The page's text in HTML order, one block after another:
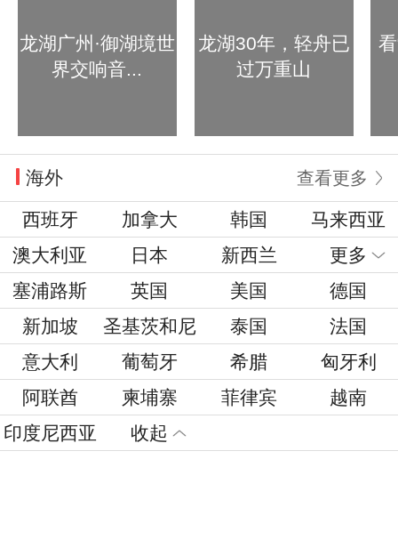
龙湖广州·御湖境世
界交响音...
龙湖30年，轻舟已
过万重山
海外 查看更多
西班牙 加拿大 韩国
马来西亚
澳大利亚
日本 新西兰
更多
塞浦路斯
英国 美国
德国
新加坡
圣基茨和尼
维斯联邦
泰国
法国
意大利
葡萄牙 希腊
匈牙利
阿联酋
柬埔寨 菲律宾
越南
印度尼西亚
收起